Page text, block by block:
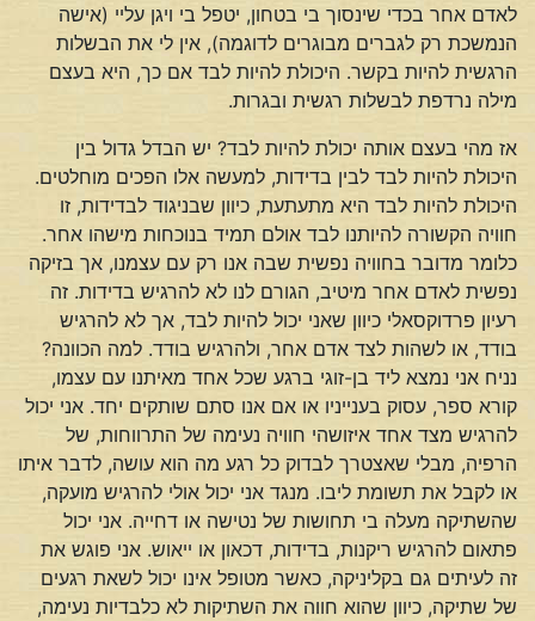
לאדם אחר בכדי שינסוך בי בטחון, יטפל בי ויגן עליי (אישה
הנמשכת רק לגברים מבוגרים לדוגמה), אין לי את הבשלות
הרגשית להיות בקשר. היכולת להיות לבד אם כך, היא בעצם
מילה נרדפת לבשלות רגשית ובגרות.
אז מהי בעצם אותה יכולת להיות לבד? יש הבדל גדול בין
היכולת להיות לבד לבין בדידות, למעשה אלו הפכים מוחלטים.
היכולת להיות לבד היא מתעתעת, כיוון שבניגוד לבדידות, זו
חוויה הקשורה להיותנו לבד אולם תמיד בנוכחות מישהו אחר.
כלומר מדובר בחוויה נפשית שבה אנו רק עם עצמנו, אך בזיקה
נפשית לאדם אחר מיטיב, הגורם לנו לא להרגיש בדידות. זה
רעיון פרדוקסאלי כיוון שאני יכול להיות לבד, אך לא להרגיש
בודד, או לשהות לצד אדם אחר, ולהרגיש בודד. למה הכוונה?
נניח אני נמצא ליד בן-זוגי ברגע שכל אחד מאיתנו עם עצמו,
קורא ספר, עסוק בענייניו או אם אנו סתם שותקים יחד. אני יכול
להרגיש מצד אחד איזושהי חוויה נעימה של התרווחות, של
הרפיה, מבלי שאצטרך לבדוק כל רגע מה הוא עושה, לדבר איתו
או לקבל את תשומת ליבו. מנגד אני יכול אולי להרגיש מועקה,
שהשתיקה מעלה בי תחושות של נטישה או דחייה. אני יכול
פתאום להרגיש ריקנות, בדידות, דכאון או ייאוש. אני פוגש את
זה לעיתים גם בקליניקה, כאשר מטופל אינו יכול לשאת רגעים
של שתיקה, כיוון שהוא חווה את השתיקות לא כלבדיות נעימה,